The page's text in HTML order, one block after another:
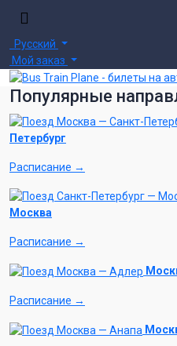
Русский
Мой заказ
Популярные
Петербург
Расписание →
Москва
Расписание →
Расписание →